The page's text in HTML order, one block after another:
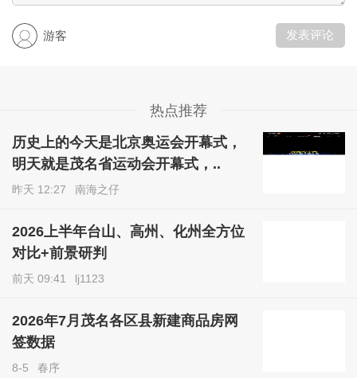
游客 发表评论
热点推荐
历史上的今天是北京奥运会开幕式，
明天就是茂名省运动会开幕式，..
昨天 12:27 南海之仔
2026上半年台山、高州、化州全方位
对比+前景研判
前天 09:41 lj1123
2026年7月茂名各区县新建商品房网
签数据
8-5 春序